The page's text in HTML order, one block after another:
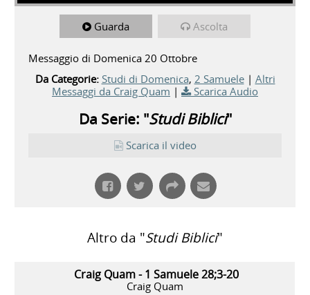
Guarda Ascolta
Messaggio di Domenica 20 Ottobre
Da Categorie: Studi di Domenica, 2 Samuele| Altri
Messaggi da Craig Quam | Scarica Audio
Da Serie: "Studi Biblici"
Scarica il video
Altro da "Studi Biblici"
Craig Quam - 1 Samuele 28;3-20
Craig Quam